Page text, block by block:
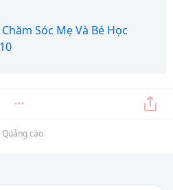
Sóc Mẹ Và Bé Học
Quảng cáo